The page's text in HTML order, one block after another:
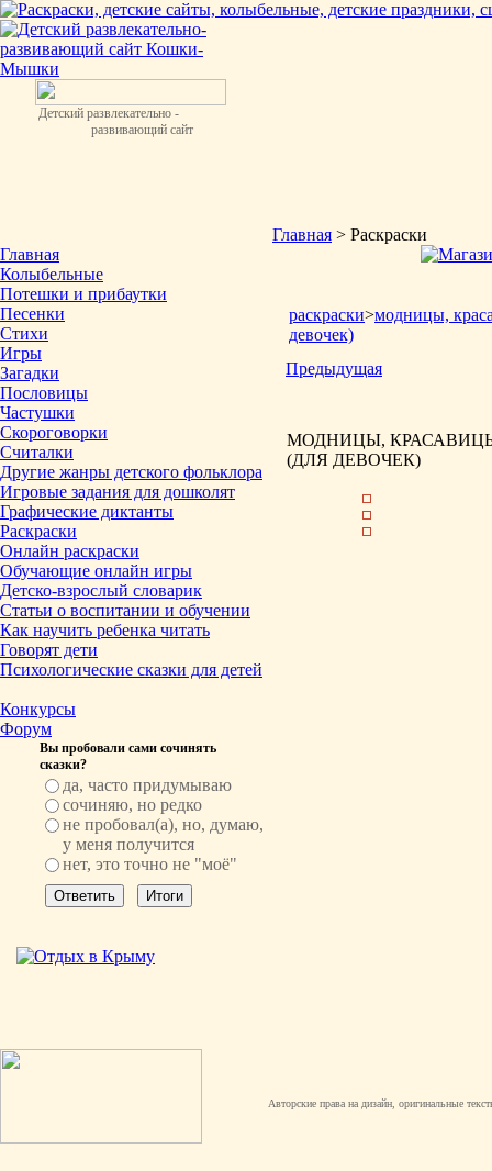
Детский развлекательно -
развивающий сайт
Главная
Колыбельные
Потешки и прибаутки
Песенки
Стихи
Игры
Загадки
Пословицы
Частушки
Скороговорки
Считалки
Другие жанры детского фольклора
Игровые задания для дошколят
Графические диктанты
Раскраски
Онлайн раскраски
Обучающие онлайн игры
Детско-взрослый словарик
Статьи о воспитании и обучении
Как научить ребенка читать
Говорят дети
Психологические сказки для детей
Конкурсы
Форум
Вы пробовали сами сочинять
сказки?
да, часто придумываю
сочиняю, но редко
не пробовал(а), но, думаю,
у меня получится
нет, это точно не "моё"
Главная > Раскраски
раскраски>модницы,
девочек)
Предыдущая
МОДНИЦЫ,
(ДЛЯ ДЕВОЧЕК)
Авторские права на дизайн, оригинальные